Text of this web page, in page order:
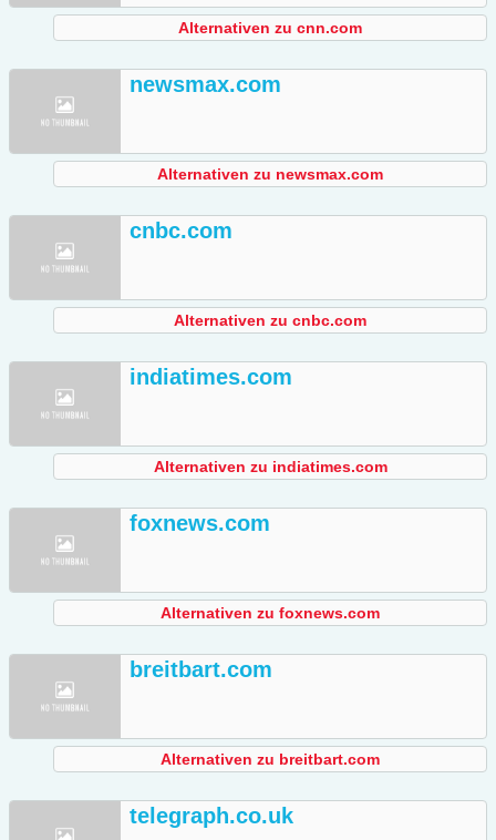
Alternativen zu cnn.com
newsmax.com
Alternativen zu newsmax.com
cnbc.com
Alternativen zu cnbc.com
indiatimes.com
Alternativen zu indiatimes.com
foxnews.com
Alternativen zu foxnews.com
breitbart.com
Alternativen zu breitbart.com
telegraph.co.uk